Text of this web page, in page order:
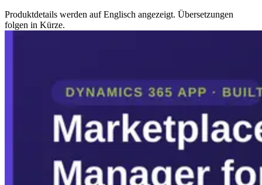
Produktdetails werden auf Englisch angezeigt. Übersetzungen
folgen in Kürze.